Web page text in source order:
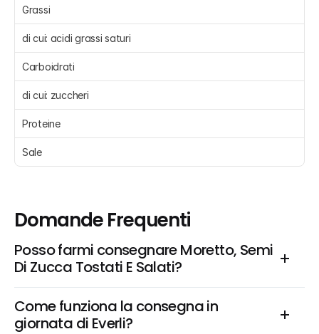
Grassi
di cui: acidi grassi saturi
Carboidrati
di cui: zuccheri
Proteine
Sale
Domande Frequenti
Posso farmi consegnare Moretto, Semi
Di Zucca Tostati E Salati?
Come funziona la consegna in
giornata di Everli?